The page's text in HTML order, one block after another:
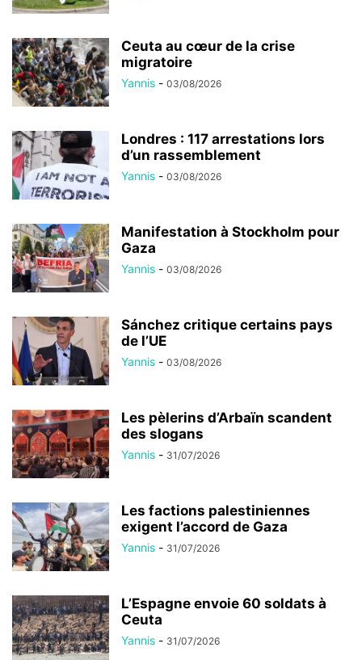
Ceuta au cœur de la crise
migratoire
Yannis - 03/08/2026
Londres : 117 arrestations lors
d’un rassemblement
Yannis - 03/08/2026
Manifestation à Stockholm pour
Gaza
Yannis - 03/08/2026
Sánchez critique certains pays
de l’UE
Yannis - 03/08/2026
Les pèlerins d’Arbaïn scandent
des slogans
Yannis - 31/07/2026
Les factions palestiniennes
exigent l’accord de Gaza
Yannis - 31/07/2026
L’Espagne envoie 60 soldats à
Ceuta
Yannis - 31/07/2026